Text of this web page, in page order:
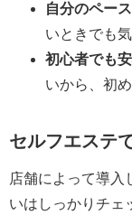
自分のペー
いときでも
初心者でも
いから、初
セルフエステ
店舗によって導入
いはしっかりチェ